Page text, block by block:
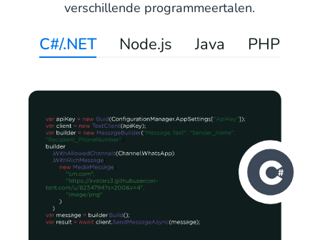
verschillende programmeertalen.
C#/.NET Node.js Java PHP